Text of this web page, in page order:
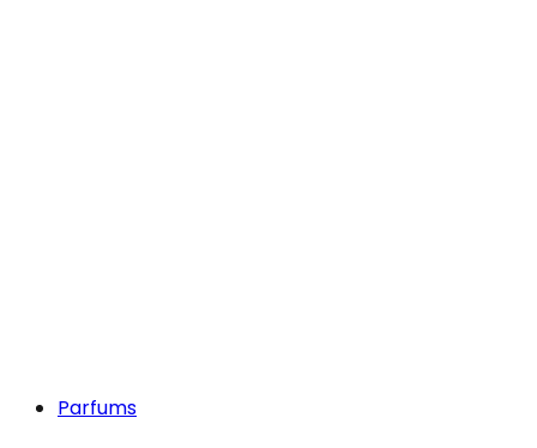
Parfums